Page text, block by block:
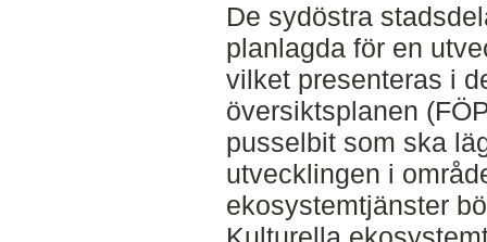
De sydöstra
planlagda för en
vilket presenteras i
översiktsplanen
pusselbit som ska
utvecklingen i
ekosystemtjänster